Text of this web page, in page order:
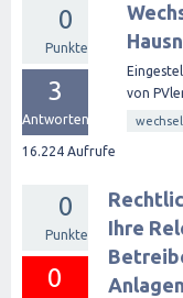
0
Punkte
3
Antworten
16.224 Aufrufe
von
0
Punkte
0
Ihre
Anlagen